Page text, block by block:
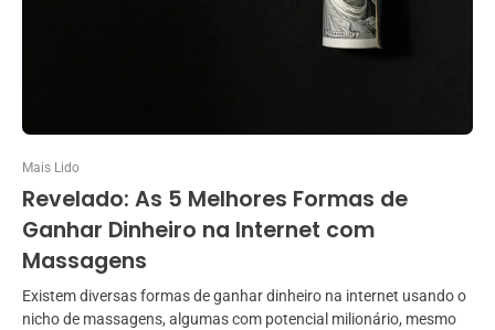
Mais Lido
Revelado: As 5 Melhores Formas de
Ganhar Dinheiro na Internet com
Massagens
Existem diversas formas de ganhar dinheiro na internet usando o
nicho de massagens, algumas com potencial milionário, mesmo